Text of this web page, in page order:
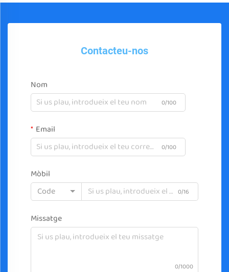
Contacteu-nos
Nom
0/100
Email
0/100
Mòbil
Code
0/16
Missatge
0/1000